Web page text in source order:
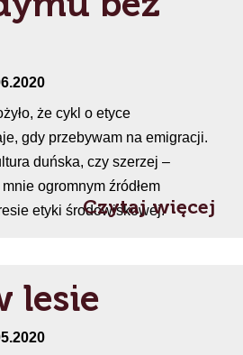
że cykl o etyce
gdy przebywam na emigracji.
duńska, czy szerzej –
ogromnym źródłem
etyki środowiskowej.
Czytaj więcej
lesie